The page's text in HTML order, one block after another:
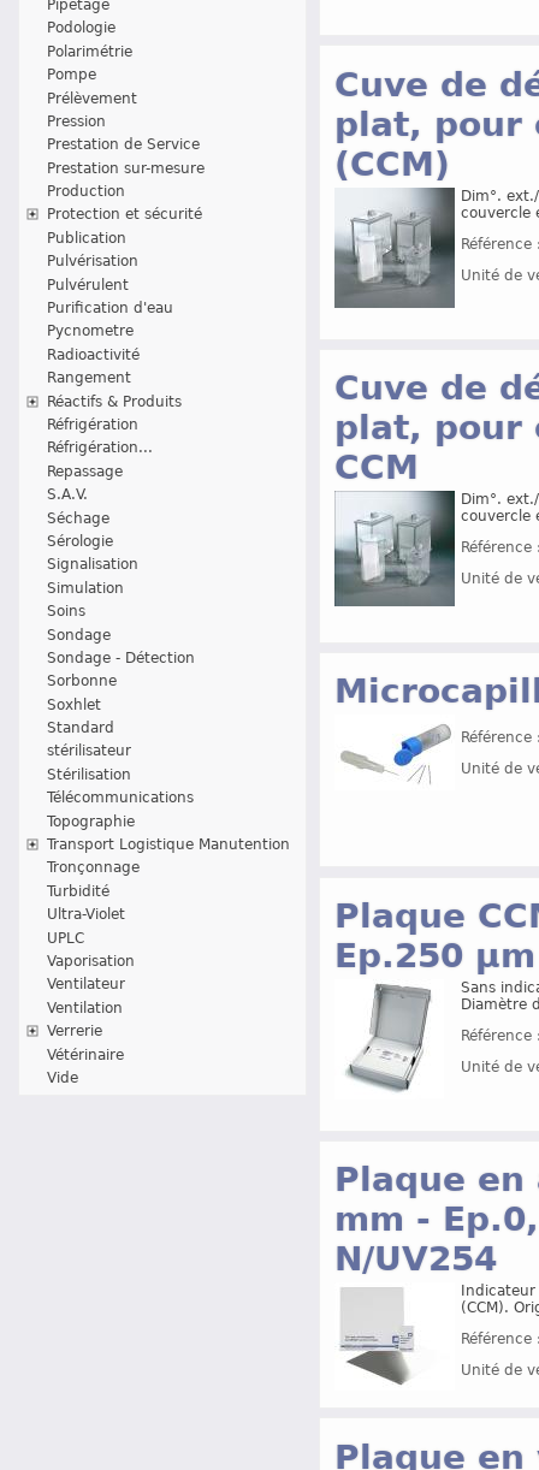
Pipetage
Podologie
Polarimétrie
Pompe
Prélèvement
Pression
Prestation de Service
Prestation sur-mesure
Production
Protection et sécurité
Publication
Pulvérisation
Pulvérulent
Purification d'eau
Pycnometre
Radioactivité
Rangement
Réactifs & Produits
Réfrigération
Réfrigération...
Repassage
S.A.V.
Séchage
Sérologie
Signalisation
Simulation
Soins
Sondage
Sondage - Détection
Sorbonne
Soxhlet
Standard
stérilisateur
Stérilisation
Télécommunications
Topographie
Transport Logistique Manutention
Tronçonnage
Turbidité
Ultra-Violet
UPLC
Vaporisation
Ventilateur
Ventilation
Verrerie
Vétérinaire
Vide
Cuve de
plat, pour
(CCM)
Dim°.
couvercle
Unité de
Cuve de
plat, pour
CCM
Dim°.
couvercle
Unité de
Unité de
Plaque
Ep.250
Sans
Diamètre
Unité de
Plaque en
mm -
N/UV254
(CCM).
Unité de
Plaque